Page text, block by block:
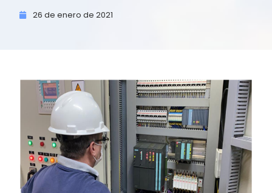
26 de enero de 2021